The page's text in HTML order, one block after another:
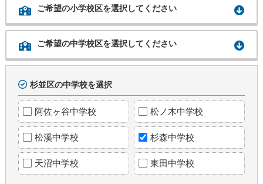
ご希望の小学校区を選択してください
ご希望の中学校区を選択してください
杉並区の中学校を選択
阿佐ヶ谷中学校 松ノ木中学校
松溪中学校 杉森中学校
天沼中学校 東田中学校